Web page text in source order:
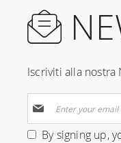
Iscriviti alla
Up
for By signing up,